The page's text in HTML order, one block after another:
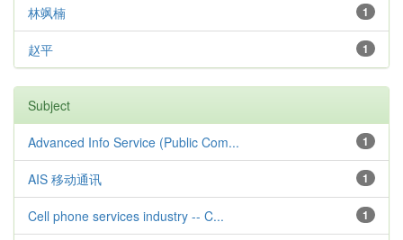
1
林飒楠
1
赵平
Subject
1
Advanced Info Service (Public Com...
1
AIS 移动通讯
1
Cell phone services industry -- C...